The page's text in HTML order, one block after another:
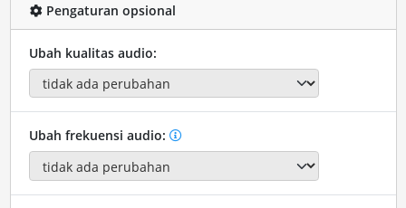
Pengaturan opsional
Ubah kualitas audio:
Ubah frekuensi audio: